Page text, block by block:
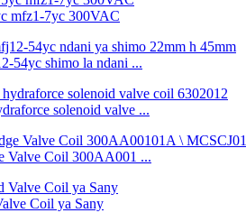
mfz1-7yc 300VAC
54yc shimo la ndani ...
solenoid valve ...
Valve Coil 300AA001 ...
Coil ya Sany